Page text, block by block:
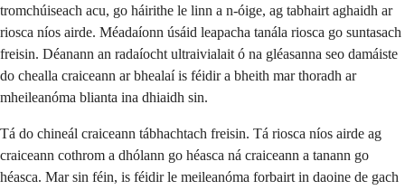
tromchúiseach acu, go háirithe le linn a n-óige, ag tabhairt aghaidh ar
riosca níos airde. Méadaíonn úsáid leapacha tanála riosca go suntasach
freisin. Déanann an radaíocht ultraivialait ó na gléasanna seo damáiste
do chealla craiceann ar bhealaí is féidir a bheith mar thoradh ar
mheileanóma blianta ina dhiaidh sin.
Tá do chineál craiceann tábhachtach freisin. Tá riosca níos airde ag
craiceann cothrom a dhólann go héasca ná craiceann a tanann go
héasca. Mar sin féin, is féidir le meileanóma forbairt in daoine de gach